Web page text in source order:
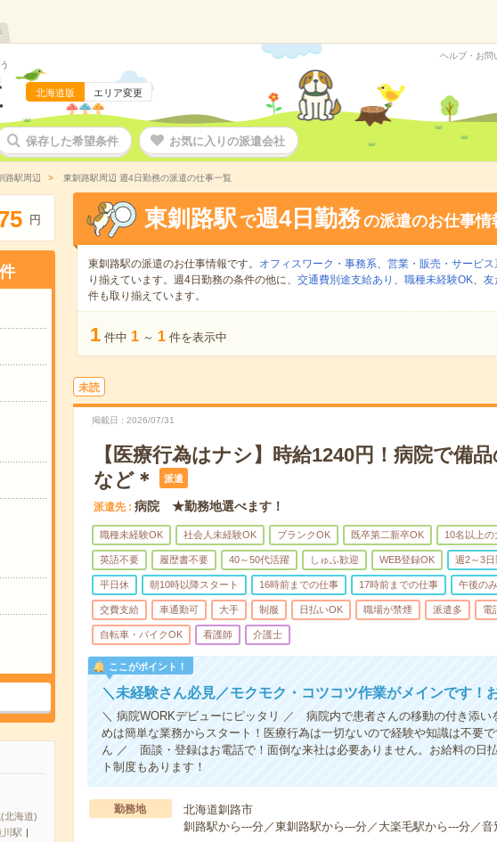
北海道版 エリア変更
ヘルプ・お問
保存した希望条件 お気に入りの派遣会社
路駅周辺 東釧路駅周辺 週4日勤務の派遣の仕事一覧
5 円
北海道)
川駅
東釧路駅 で週4日勤務の派遣のお仕事情
東釧路駅の派遣のお仕事情報です。 オフィスワーク・事務系、 営業・販売・サービス
り揃えています。週4日勤務の条件の他に、 交通費別途支給あり 、 職種未経験OK、 友
件も取り揃えています。
1 件中 1 ～ 1 件を表示中
未読
掲載日 2026/07/31
【医療行為はナシ】時給1240円！病院で備
など＊
派遣
派遣先 病院 ★勤務地選べます！
職種未経験OK 社会人未経験OK ブランクOK 既卒第二新卒OK 10名以上の
英語不要 履歴書不要 40～50代活躍 しゅふ歓迎 WEB登録OK 週2～3日
平日休 朝10時以降スタート 16時前までの仕事 17時前までの仕事 午後の
交費支給 車通勤可 大手 制服 日払いOK 職場が禁煙 派遣多 電
自転車・バイクOK 看護師 介護士
ここがポイント！
＼未経験さん必見／モクモク・コツコツ作業がメインです！
＼ 病院WORKデビューにピッタリ ／ 病院内で患者さんの移動の付き添い
めは簡単な業務からスタート！医療行為は一切ないので経験や知識は不要
ん ／ 面談・登録はお電話で！面倒な来社は必要ありません。お給料の日
ト制度もあります！
勤務地
北海道釧路市
釧路駅から---分／東釧路駅から---分／大楽毛駅から---分／